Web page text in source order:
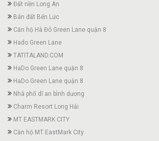
Đất nền Long An
Bán đất Bến Lức
Căn hộ Hà Đô Green Lane quận 8
Hado Green Lane
TATITALAND.COM
HaDo Green Lane quận 8
HaDo Green Lane quận 8
Nhà phố dĩ an bình dương
Charm Resort Long Hải
MT EASTMARK CITY
Căn hộ MT EastMark City